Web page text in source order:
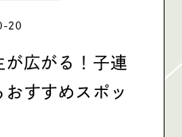
20
が広がる！子連
おすすめスポッ